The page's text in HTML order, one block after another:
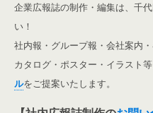
企業広報誌の制作・編集は、千
い！
社内報・グループ報・会社案内
カタログ・ポスター・イラスト等
ルをご提案いたします。